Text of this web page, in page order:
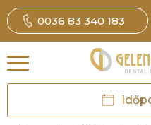
0036 83 340 183